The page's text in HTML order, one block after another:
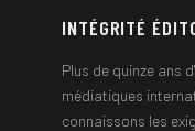
INTÉGRITÉ
Plus de quinze ans
médiatiques
connaissons les